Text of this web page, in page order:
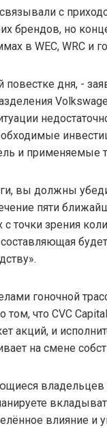
с
брендов, но
в WEC, WRC и
повестке дня, -
и применяемые
вы должны
пяти
точки зрения
будет
гоночной
что CVC
акций, и
на смене
влияние и